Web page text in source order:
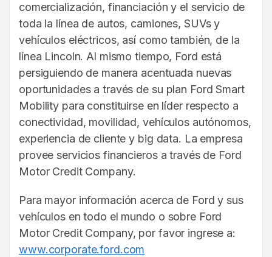
comercialización, financiación y el servicio de
toda la línea de autos, camiones, SUVs y
vehículos eléctricos, así como también, de la
línea Lincoln. Al mismo tiempo, Ford está
persiguiendo de manera acentuada nuevas
oportunidades a través de su plan Ford Smart
Mobility para constituirse en líder respecto a
conectividad, movilidad, vehículos autónomos,
experiencia de cliente y big data. La empresa
provee servicios financieros a través de Ford
Motor Credit Company.
Para mayor información acerca de Ford y sus
vehículos en todo el mundo o sobre Ford
Motor Credit Company, por favor ingrese a:
www.corporate.ford.com